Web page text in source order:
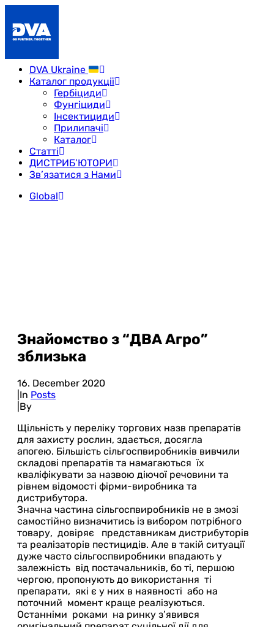
DVA Ukraine
Каталог продукції
Гербіциди
Фунгіциди
Інсектициди
Прилипачі
Каталог
Статті
ДИСТРИБ’ЮТОРИ
Зв’язатися з Нами
Global
Знайомство з “ДВА Агро”
зблизька
16. December 2020
In Posts
By
Щільність у переліку торгових назв препаратів
для захисту рослин, здається, досягла
апогею. Більшість сільгоспвиробників вивчили
складові препаратів та намагаються їх
кваліфікувати за назвою діючої речовини та
рівнем відомості фірми-виробника та
дистрибутора.
Значна частина сільгоспвиробників не в змозі
самостійно визначитись із вибором потрібного
товару, довіряє представникам дистрибуторів
та реалізаторів пестицидів. Але в такій ситуації
дуже часто сільгоспвиробники впадають у
залежність від постачальників, бо ті, першою
чергою, пропонують до використання ті
препарати, які є у них в наявності або на
поточний момент краще реалізуються.
Останніми роками на ринку з’явився